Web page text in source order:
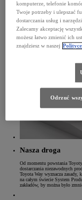
W zróżnicowanym i
mobilności. Pragniemy
relacje z naszą planetą.
Nasza droga
Od momentu powstania
dostarczania niezawodnych
Toyota Way wyznacza
na całym świecie System
zakładów, by można było
komputerze, telefonie
Twoje potrzeby i ulepszać
dostarczania usług i
Zalecamy akceptację
możesz łatwo zmienić ich
znajdziesz w naszej
Odrzuć